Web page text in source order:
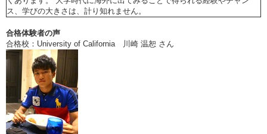
ス、学びの大きさは、計り知れません。
合格体験者の声
合格校：University of California 川崎 温恕 さん